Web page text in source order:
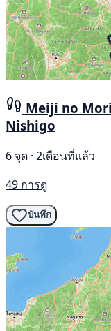
Meiji no
Nishigo
6 จุด · 2เดือนที่แล้ว
49 การดู
บันทึก